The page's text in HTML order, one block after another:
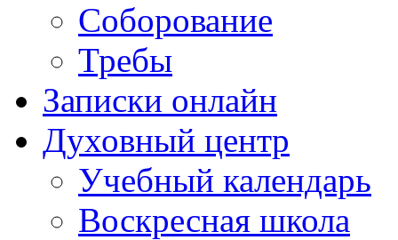
Соборование
Требы
Записки онлайн
Духовный центр
Учебный календарь
Воскресная школа